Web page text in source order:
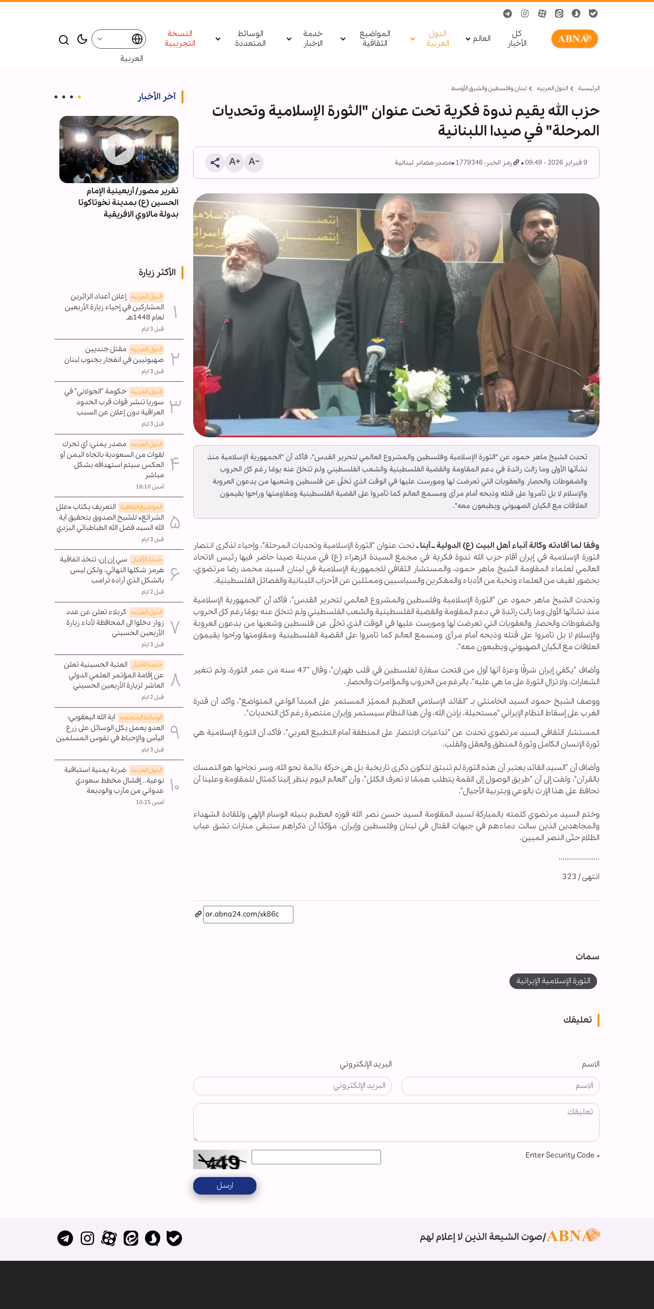
کل
الأخبار
العالم
الدول
العربیة
المواضيع
الثقافية
خدمة
الاخبار
الوسائط
المتعددة
النسخة
التجريبية
العربية
الرئيسية الدول العربیه لبنان وفلسطين والشرق الأوسط
حزب الله يقيم ندوة فكرية تحت عنوان "الثورة الإسلامية وتحديات
المرحلة" في صيدا اللبنانية
9 فبراير 2026 - 09:49 رمز الخبر: 1779346 مصدر:مصادر لبنانية
تحدث الشيخ ماهر حمود عن "الثورة الإسلامية وفلسطين والمشروع العالمي لتحرير القدس"، فأكد أن "الجمهورية الإسلامية منذ
نشأتها الأولى وما زالت رائدة في دعم المقاومة والقضية الفلسطينية والشعب الفلسطيني ولم تتخلَّ عنه يومًا رغم كلّ الحروب
والضغوطات والحصار والعقوبات التي تعرضت لها ومورست عليها في الوقت الذي تخلّى عن فلسطين وشعبها من يدعون العروبة
والإسلام لا بل تآمروا على قتله وذبحه أمام مرأى ومسمع العالم كما تآمروا على القضية الفلسطينية ومقاومتها وراحوا يقيمون
العلاقات مع الكيان الصهيوني ويطبعون معه".
وفقا لما أفادته وكالة أنباء أهل البيت (ع) الدولية ــ أبنا ـتحت عنوان "الثورة الإسلامية وتحديات المرحلة"، وإحياء لذكرى انتصار
الثورة الإسلامية في إيران أقام حزب الله ندوة فكرية في مجمع السيدة الزهراء (ع) في مدينة صيدا حاضر فيها رئيس الاتحاد
العالمي لعلماء المقاومة الشيخ ماهر حمود، والمستشار الثقافي للجمهورية الإسلامية في لبنان السيد محمد رضا مرتضوي،
بحضور لفيف من العلماء ونخبة من الأدباء والمفكرين والسياسيين وممثلين عن الأحزاب اللبنانية والفصائل الفلسطينية.
وتحدث الشيخ ماهر حمود عن "الثورة الإسلامية وفلسطين والمشروع العالمي لتحرير القدس"، فأكد أن "الجمهورية الإسلامية
منذ نشأتها الأولى وما زالت رائدة في دعم المقاومة والقضية الفلسطينية والشعب الفلسطيني ولم تتخلَّ عنه يومًا رغم كلّ الحروب
والضغوطات والحصار والعقوبات التي تعرضت لها ومورست عليها في الوقت الذي تخلّى عن فلسطين وشعبها من يدعون العروبة
والإسلام لا بل تآمروا على قتله وذبحه أمام مرأى ومسمع العالم كما تآمروا على القضية الفلسطينية ومقاومتها وراحوا يقيمون
العلاقات مع الكيان الصهيوني ويطبعون معه".
وأضاف "يكفي إيران شرفًا وعزة أنها أول من فتحت سفارة لفلسطين في قلب طهران"، وقال "47 سنه من عمر الثورة، ولم تتغير
الشعارات، ولا تزال الثورة على ما هي عليه"، بالرغم من الحروب والمؤامرات والحصار.
ووصف الشيخ حمود السيد الخامنئي بـ "القائد الإسلامي العظيم المميّز المستمر على المبدأ الواعي المتواضع"، وأكد أن قدرة
الغرب على إسقاط النظام الإيراني "مستحيلة، بإذن الله، وأن هذا النظام سيستمر وإيران منتصرة رغم كلّ التحديات".
المستشار الثقافي السيد مرتضوي تحدث عن "تداعيات الانتصار على المنطقة أمام التطبيع العربي"، فأكد أن الثورة الإسلامية هي
ثورة الإنسان الكامل وثورة المنطق والعقل والقلب.
وأضاف أن "السيد القائد يعتبر أن هذه الثورة لم تنبثق لتكون ذكرى تاريخية بل هي حركة دائمة نحو الله، وسر نجاحها هو التمسك
بالقرآن"، ولفت إلى أن "طريق الوصول إلى القمة يتطلب هممًا لا تعرف الكلل"، وأن "العالم اليوم ينظر إلينا كمثال للمقاومة وعلينا أن
نحافظ على هذا الإرث بالوعي وبتربية الأجيال".
وختم السيد مرتضوي كلمته بالمباركة لسيد المقاومة السيد حسن نصر الله فوزه العظيم بنيله الوسام الإلهي وللقادة الشهداء
والمجاهدين الذين سالت دماءهم في جبهات القتال في لبنان وفلسطين وإيران، مؤكدًا أن ذكراهم ستبقى منارات تشق عباب
الظلام حتّى النصر المبين.
.....................
انتهى / 323
سمات
الثورة الإسلامية الإيرانية
تعليقك
الاسم البريد الإلكتروني
*
ارسل
آخر الأخبار
المقاومة لم تعد مجرد قوة ميدانية؛
المعركة تدور اليوم حول وعي الأمم /
لماذا تستهدف وسائل الإعلام
الغربية سردية المقاومة؟
تقرير مصور/ أربعينية الإمام
الحسين (ع) بمدينة نخوتاكوتا
بدولة مالاوي الافريقية
الأكثر زيارة
الدول العربیه إعلان أعداد الزائرين
المشاركين في إحياء زيارة الأربعين
لعام 1448هـ
قبل 3 ايام
الدول العربیه مقتل جنديين
صهيونيين في انفجار بجنوب لبنان
قبل 3 ايام
الدول العربیه حكومة "الجولاني" في
سوريا تنشر قوات قرب الحدود
العراقية دون إعلان عن السبب
قبل 3 ايام
الدول العربیه مصدر يمني: أي تحرك
لقوات من السعودية باتجاه اليمن أو
العكس سيتم استهدافه بشكل
مباشر
أمس 16:10
المواضیع الثقافية التعريف بكتاب «علل
الشرائع» للشيخ الصدوق بتحقيق آية
الله السيد فضل الله الطباطبائي اليزدي
قبل 3 ايام
خدمة الأخبار
سي إن إن: تتخذ اتفاقية
هرمز شكلها النهائي، ولكن ليس
بالشكل الذي أراده ترامب
قبل 2 ايام
الدول العربیه كربلاء تعلن عن عدد
زوار دخلوا الى المحافظة لأداء زيارة
الأربعين الحسيني
قبل 3 ايام
خدمة الأخبار
العتبة الحسينية تعلن
عن إقامة المؤتمر العلمي الدولي
العاشر لزيارة الأربعين الحسيني
قبل 2 ايام
الوسائط المتعدده آية الله اليعقوبي:
العدو يعمل بكل الوسائل على زرع
اليأس والإحباط في نفوس المسلمين
قبل 3 ايام
الدول العربیه ضربة يمنية استباقية
نوعية.. إفشال مخطط سعودي
عدواني من مأرب والوديعة
أمس 10:25
صوت الشيعة الذين لا إعلام لهم